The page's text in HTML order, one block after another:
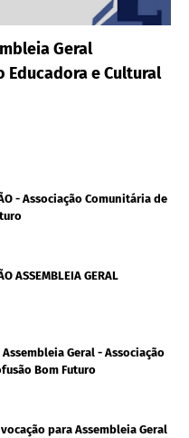
Geral
Educadora e Cultural
- Associação Comunitária de
ASSEMBLEIA GERAL
Geral - Associação
Bom Futuro
para Assembleia Geral